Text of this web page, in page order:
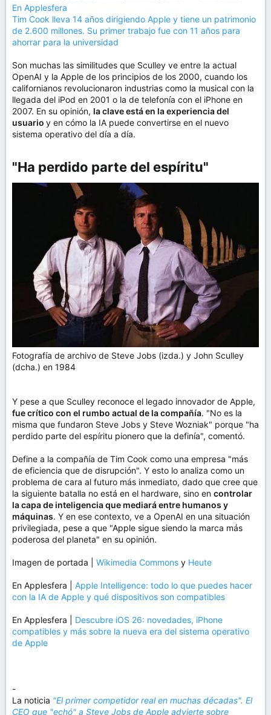
En Applesfera
Tim Cook lleva 14 años dirigiendo Apple y tiene un patrimonio
de 2.600 millones. Su primer trabajo fue con 11 años para
ahorrar para la universidad
Son muchas las similitudes que Sculley ve entre la actual
OpenAI y la Apple de los principios de los 2000, cuando los
californianos revolucionaron industrias como la musical con la
llegada del iPod en 2001 o la de telefonía con el iPhone en
2007. En su opinión, la clave está en la experiencia del
usuario y en cómo la IA puede convertirse en el nuevo
sistema operativo del día a día.
"Ha perdido parte del espíritu"​
Fotografía de archivo de Steve Jobs (izda.) y John Sculley
(dcha.) en 1984
Y pese a que Sculley reconoce el legado innovador de Apple,
fue crítico con el rumbo actual de la compañía. "No es la
misma que fundaron Steve Jobs y Steve Wozniak" porque "ha
perdido parte del espíritu pionero que la definía", comentó.
Define a la compañía de Tim Cook como una empresa "más
de eficiencia que de disrupción". Y esto lo analiza como un
problema de cara al futuro más inmediato, dado que cree que
la siguiente batalla no está en el hardware, sino en controlar
la capa de inteligencia que mediará entre humanos y
máquinas. Y en ese contexto, ve a OpenAI en una situación
privilegiada, pese a que "Apple sigue siendo la marca más
poderosa del planeta" en su opinión.
Imagen de portada | Wikimedia Commons y Heute
En Applesfera | Apple Intelligence: todo lo que puedes hacer
con la IA de Apple y qué dispositivos son compatibles
En Applesfera | Descubre iOS 26: novedades, iPhone
compatibles y más sobre la nueva era del sistema operativo
de Apple
-
La noticia "El primer competidor real en muchas décadas". El
CEO que "echó" a Steve Jobs de Apple advierte sobre